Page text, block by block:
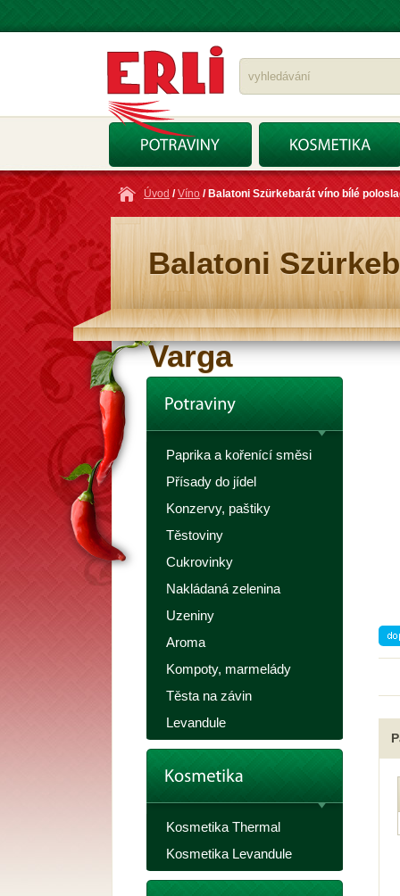
Úvod /Víno / Balatoni Szürkebarát víno bílé
Balatoni
Varga
Paprika a kořenící směsi
Přísady do jídel
Konzervy, paštiky
Těstoviny
Cukrovinky
Nakládaná zelenina
Uzeniny
Aroma
Kompoty, marmelády
Těsta na závin
Levandule
Kosmetika Thermal
Kosmetika Levandule